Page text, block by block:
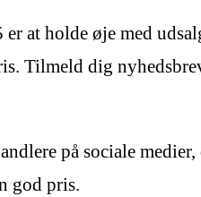
at holde øje med
Tilmeld dig
på sociale
god pris.